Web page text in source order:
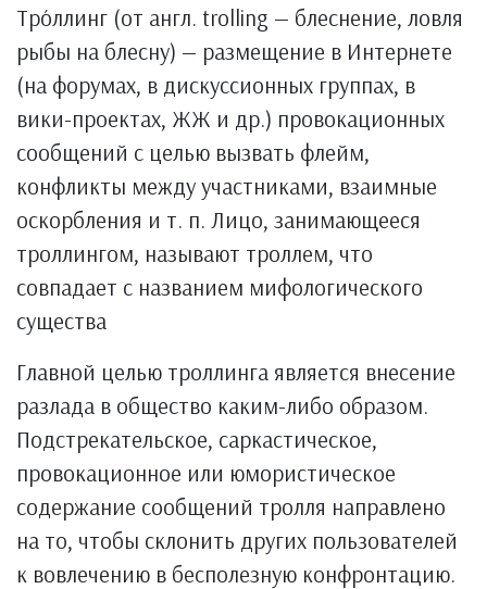
Тро́ллинг (от англ. trolling — блеснение, ловля
рыбы на блесну) — размещение в Интернете
(на форумах, в дискуссионных группах, в
вики-проектах, ЖЖ и др.) провокационных
сообщений с целью вызвать флейм,
конфликты между участниками, взаимные
оскорбления и т. п. Лицо, занимающееся
троллингом, называют троллем, что
совпадает с названием мифологического
существа
Главной целью троллинга является внесение
разлада в общество каким-либо образом.
Подстрекательское, саркастическое,
провокационное или юмористическое
содержание сообщений тролля направлено
на то, чтобы склонить других пользователей
к вовлечению в бесполезную конфронтацию.